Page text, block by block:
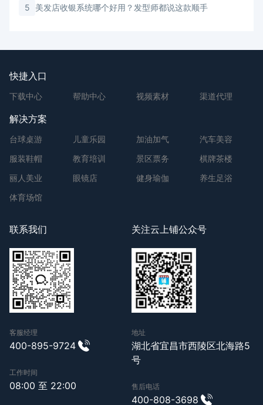
5 美发店收银系统哪个好用？发型师都说这款顺手
快捷入口
下载中心 帮助中心 视频素材 渠道代理
解决方案
台球桌游 儿童乐园 加油加气
汽车美容
服装鞋帽
教育培训 景区票务
棋牌茶楼
丽人美业
眼镜店 健身瑜伽
养生足浴
体育场馆
联系我们
客服经理
400-895-9724
工作时间
08:00 至 22:00
关注云上铺公众号
地址
湖北省宜昌市西陵区北海路5
号
售后电话
400-808-3698